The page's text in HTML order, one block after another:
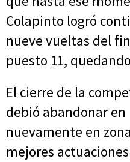
Colapinto logró
nueve vueltas del
puesto 11,
El cierre de la
debió abandonar
nuevamente en
mejores